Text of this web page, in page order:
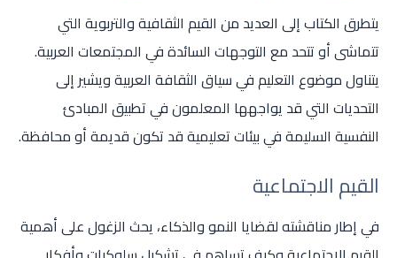
يتطرق الكتاب إلى العديد من القيم الثقافية والتربوية التي
تتماشى أو تتحد مع التوجهات السائدة في المجتمعات العربية.
يتناول موضوع التعليم في سياق الثقافة العربية ويشير إلى
التحديات التي قد يواجهها المعلمون في تطبيق المبادئ
النفسية السليمة في بيئات تعليمية قد تكون قديمة أو محافظة.
القيم الاجتماعية
في إطار مناقشته لقضايا النمو والذكاء، يحث الزغول على أهمية